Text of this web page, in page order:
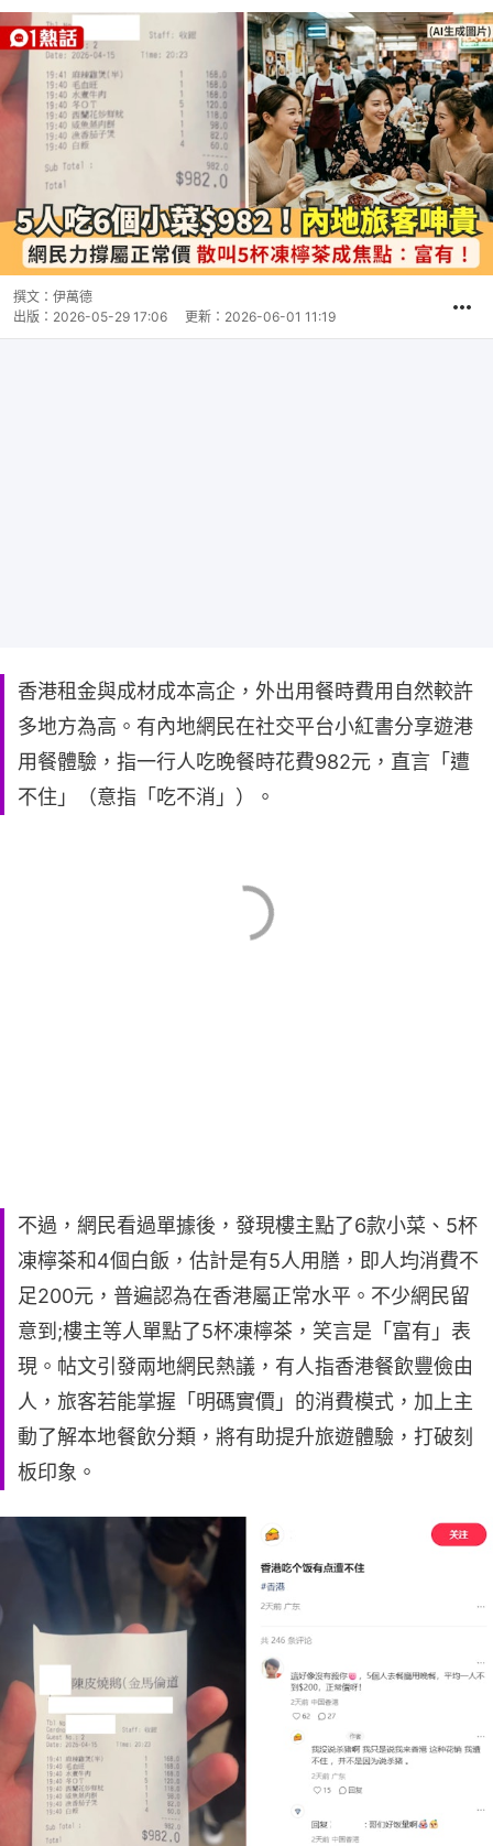
撰文： 伊萬德
出版： 2026-05-29 17:06 更新： 2026-06-01 11:19
香港租金與成材成本高企，外出用餐時費用自然較許
多地方為高。有內地網民在社交平台小紅書分享遊港
用餐體驗，指一行人吃晚餐時花費982元，直言「遭
不住」（意指「吃不消」）。
不過，網民看過單據後，發現樓主點了6款小菜、5杯
凍檸茶和4個白飯，估計是有5人用膳，即人均消費不
足200元，普遍認為在香港屬正常水平。不少網民留
意到;樓主等人單點了5杯凍檸茶，笑言是「富有」表
現。帖文引發兩地網民熱議，有人指香港餐飲豐儉由
人，旅客若能掌握「明碼實價」的消費模式，加上主
動了解本地餐飲分類，將有助提升旅遊體驗，打破刻
板印象。